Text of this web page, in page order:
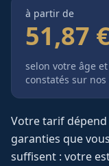
à partir de
51,87 €
selon votre âge
constatés sur nos
Votre tarif
garanties que
suffisent : votre